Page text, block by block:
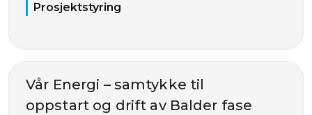
Prosjektstyring
Vår Energi – samtykke til
oppstart og drift av Balder fase